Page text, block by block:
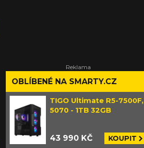
OBLÍBENÉ NA SMARTY.CZ
TIGO Ultimate R5-7500F,
5070 - 1TB 32GB
43 990 KČ KOUPIT